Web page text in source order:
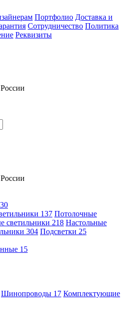
Портфолио Доставка и
Сотрудничество Политика
Реквизиты
137 Потолочные
светильники 218 Настольные
304 Подсветки 25
15
Шинопроводы 17 Комплектующие